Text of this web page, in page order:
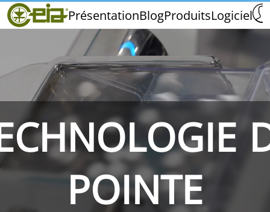
PrésentationBlogProduitsLogiciel
Home
CEIA
Salons et Événements
THS/PH210 THS/PH210-FFV THS/
POINTE